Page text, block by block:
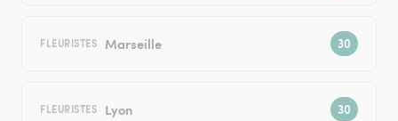
FLEURISTES Marseille
FLEURISTES Lyon